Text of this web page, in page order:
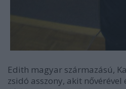
Edith magyar származású,
zsidó asszony, akit